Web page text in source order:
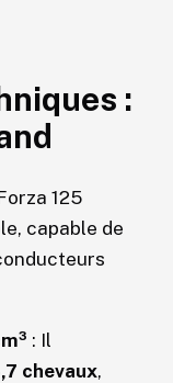
:
125
capable de
: Il
chevaux,